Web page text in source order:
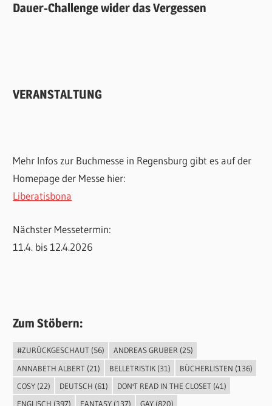
Dauer-Challenge wider das Vergessen
VERANSTALTUNG
Mehr Infos zur Buchmesse in Regensburg gibt es auf der
Homepage der Messe hier:
Liberatisbona
Nächster Messetermin:
11.4. bis 12.4.2026
Zum Stöbern:
#ZURÜCKGESCHAUT(56) ANDREAS GRUBER(25)
ANNABETH ALBERT(21) BELLETRISTIK(31) BÜCHERLISTEN (136)
COSY(22) DEUTSCH (61) DON'T READ IN THE CLOSET(41)
ENGLISCH (397) FANTASY(137) GAY(820)